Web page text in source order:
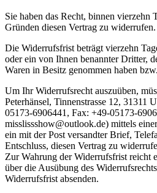
Sie haben das Recht, binnen vierzehn
Gründen diesen Vertrag zu widerrufen.
Die Widerrufsfrist beträgt vierzehn
oder ein von Ihnen benannter Dritter,
Waren in Besitz genommen haben
Um Ihr Widerrufsrecht auszuüben,
Peterhänsel, Tinnenstrasse 12, 31311
05173-6906441, Fax: +49-05173-
misslissshow@outlook.de) mittels
ein mit der Post versandter Brief,
Entschluss, diesen Vertrag zu
Zur Wahrung der Widerrufsfrist reicht
über die Ausübung des
Widerrufsfrist absenden.